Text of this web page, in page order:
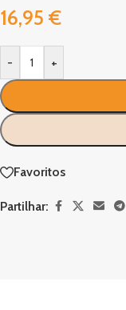
16,95 €
- +
Favoritos
Partilhar: